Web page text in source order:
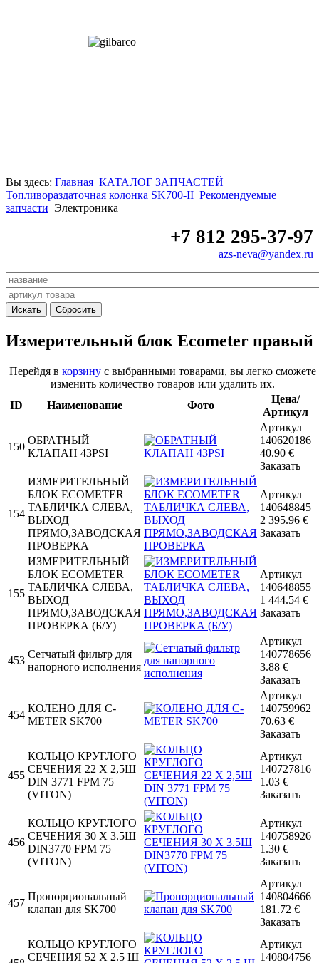
Вы здесь: Главная КАТАЛОГ ЗАПЧАСТЕЙ
Топливораздаточная колонка SK700-II Рекомендуемые
запчасти Электроника
+7 812 295-37-97
azs-neva@yandex.ru
Измерительный блок Ecometer правый
Перейдя в корзинус выбранными товарами, вы легко сможете
изменить количество товаров или удалить их.
ID
Наименование Фото
Цена/
Артикул
150
ОБРАТНЫЙ
КЛАПАН 43PSI
Артикул
140620186
40.90 €
Заказать
154
ИЗМЕРИТЕЛЬНЫЙ
БЛОК ECOMETER
ТАБЛИЧКА СЛЕВА,
ВЫХОД
ПРЯМО,ЗАВОДСКАЯ
ПРОВЕРКА
Артикул
140648845
2 395.96 €
Заказать
155
ИЗМЕРИТЕЛЬНЫЙ
БЛОК ECOMETER
ТАБЛИЧКА СЛЕВА,
ВЫХОД
ПРЯМО,ЗАВОДСКАЯ
ПРОВЕРКА (Б/У)
Артикул
140648855
1 444.54 €
Заказать
453
Сетчатый фильтр для
напорного исполнения
Артикул
140778656
3.88 €
Заказать
454
КОЛЕНО ДЛЯ С-
МЕТЕR SK700
Артикул
140759962
70.63 €
Заказать
455
КОЛЬЦО КРУГЛОГО
СЕЧЕНИЯ 22 X 2,5Ш
DIN 3771 FPM 75
(VITON)
Артикул
140727816
1.03 €
Заказать
456
КОЛЬЦО КРУГЛОГО
СЕЧЕНИЯ 30 X 3.5Ш
DIN3770 FPM 75
(VITON)
Артикул
140758926
1.30 €
Заказать
457
Пропорциональный
клапан для SK700
Артикул
140804666
181.72 €
Заказать
КОЛЬЦО КРУГЛОГО
СЕЧЕНИЯ 52 X 2.5 Ш
Артикул
140804756